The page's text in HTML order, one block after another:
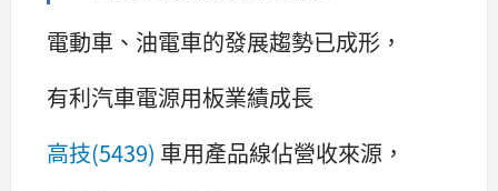
電動車、油電車的發展趨勢已成形，
有利汽車電源用板業績成長
高技(5439) 車用產品線佔營收來源，